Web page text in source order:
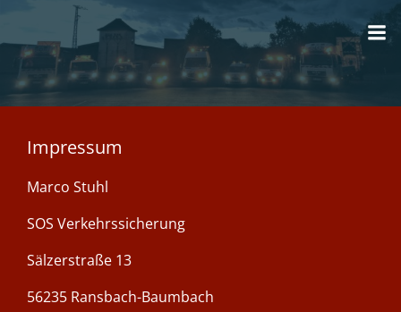
Inhalt
springen
Impressum
Marco Stuhl
SOS Verkehrssicherung
Sälzerstraße 13
56235 Ransbach-Baumbach